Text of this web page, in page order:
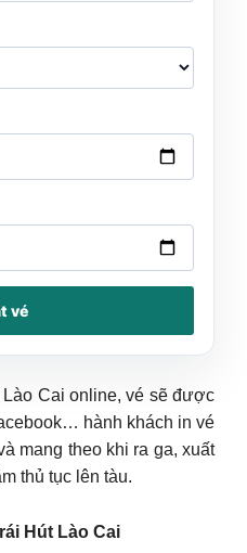
vé
Lào Cai online, vé sẽ được
hành khách in vé
mang theo khi ra ga, xuất
thủ tục lên tàu.
Hút Lào Cai